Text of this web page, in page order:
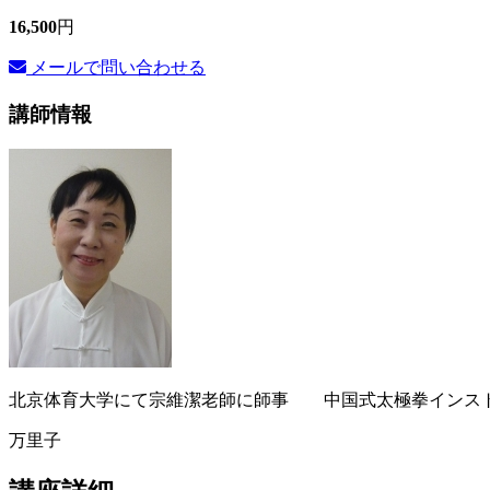
16,500円
メールで問い合わせる
講師情報
北京体育大学にて宗維潔老師に師事 中国式太極拳インス
万里子